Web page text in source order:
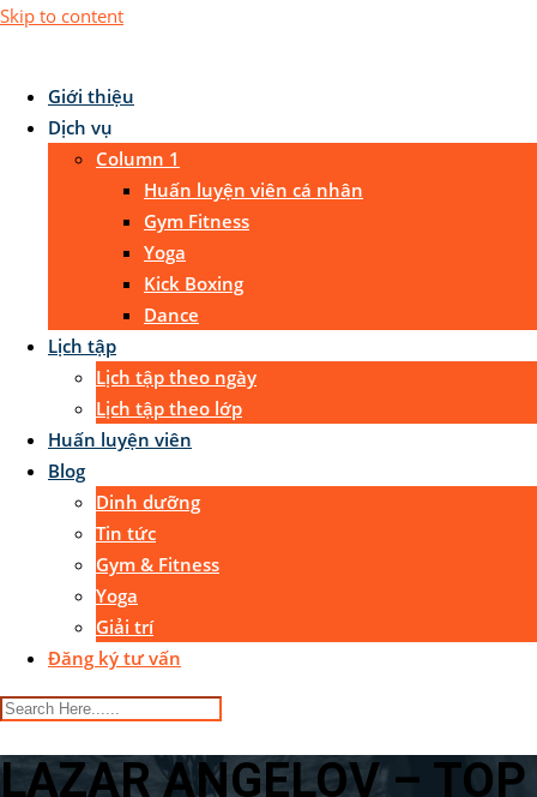
Skip to content
Giới thiệu
Dịch vụ
Column 1
Huấn luyện viên cá nhân
Gym Fitness
Yoga
Kick Boxing
Dance
Lịch tập
Lịch tập theo ngày
Lịch tập theo lớp
Huấn luyện viên
Blog
Dinh dưỡng
Tin tức
Gym & Fitness
Yoga
Giải trí
Đăng ký tư vấn
LAZAR ANGELOV – TOP